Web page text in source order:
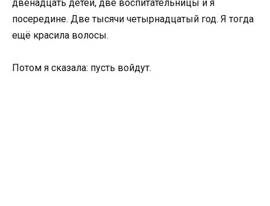
двенадцать детей, две воспитательницы и я
посередине. Две тысячи четырнадцатый год. Я тогда
ещё красила волосы.
Потом я сказала: пусть войдут.